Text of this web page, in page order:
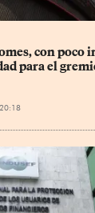
con poco
para el